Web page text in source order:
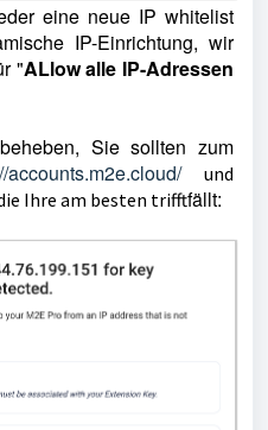
eine neue IP whitelist
IP-Einrichtung, wir
"ALlow alle IP-Adressen
Sie sollten zum
accounts.m2e.cloud/und
Ihre am besten trifftfällt: